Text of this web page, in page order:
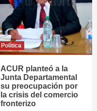
Política
ACUR planteó a la
Junta Departamental
su preocupación por
la crisis del comercio
fronterizo